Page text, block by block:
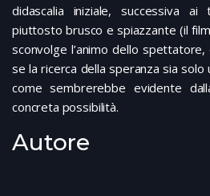
didascalia iniziale, successiva
piuttosto brusco e spiazzante (il
sconvolge l’animo dello
se la ricerca della speranza sia solo
come sembrerebbe evidente
concreta possibilità.
Autore